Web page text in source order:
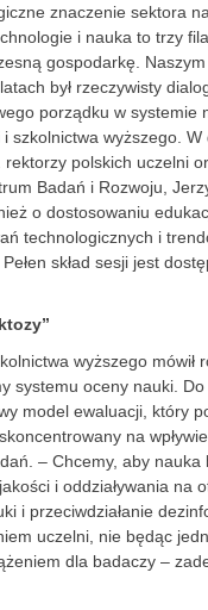
znaczenie sektora
i nauka to trzy
gospodarkę.
był rzeczywisty
porządku w systemie
szkolnictwa wyższego.
rektorzy polskich uczelni
Badań i Rozwoju,
o dostosowaniu
technologicznych i
skład sesji jest
wyższego mówił
systemu oceny nauki. Do
model ewaluacji, który
na
– Chcemy, aby nauka
i oddziaływania na
i przeciwdziałanie
uczelni, nie będąc
dla badaczy –